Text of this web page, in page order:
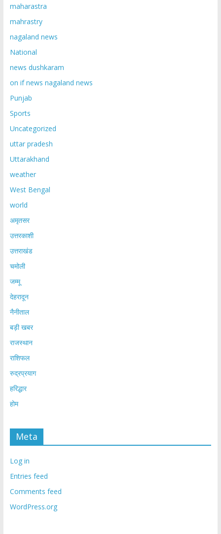
maharastra
mahrastry
nagaland news
National
news dushkaram
on if news nagaland news
Punjab
Sports
Uncategorized
uttar pradesh
Uttarakhand
weather
West Bengal
world
अमृतसर
उत्तरकाशी
उत्तराखंड
चमोली
जम्मू
देहरादून
नैनीताल
बड़ी खबर
राजस्थान
राशिफल
रुद्रप्रयाग
हरिद्धार
होम
Meta
Log in
Entries feed
Comments feed
WordPress.org